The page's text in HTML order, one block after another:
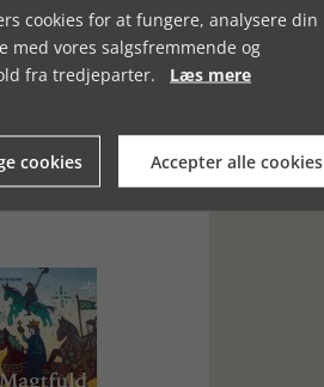
cookies for at fungere, analysere din
vores salgsfremmende og
fra tredjeparter. Læs mere
cookies Accepter alle cookies